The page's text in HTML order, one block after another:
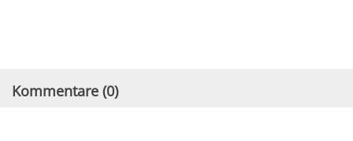
Kommentare (0)